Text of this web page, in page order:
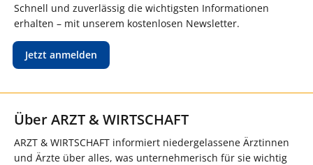
Schnell und zuverlässig die wichtigsten Informationen
erhalten – mit unserem kostenlosen Newsletter.
Jetzt anmelden
Über ARZT & WIRTSCHAFT
ARZT & WIRTSCHAFT informiert niedergelassene Ärztinnen
und Ärzte über alles, was unternehmerisch für sie wichtig